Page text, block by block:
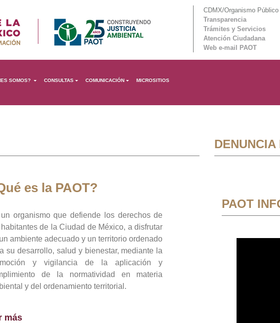
CDMX/Organismo
Transparencia
Trámites y Servicios
Atención Ciudadana
Web e-mail PAOT
SOMOS? CONSULTAS COMUNICACIÓN MICROSITIOS
es la PAOT?
organismo que defiende los derechos de
habitantes de la Ciudad de México, a disfrutar
ambiente adecuado y un territorio ordenado
su desarrollo, salud y bienestar, mediante la
y vigilancia de la aplicación y
de la normatividad en materia
y del ordenamiento territorial.
más
DENUNCIA
PAOT